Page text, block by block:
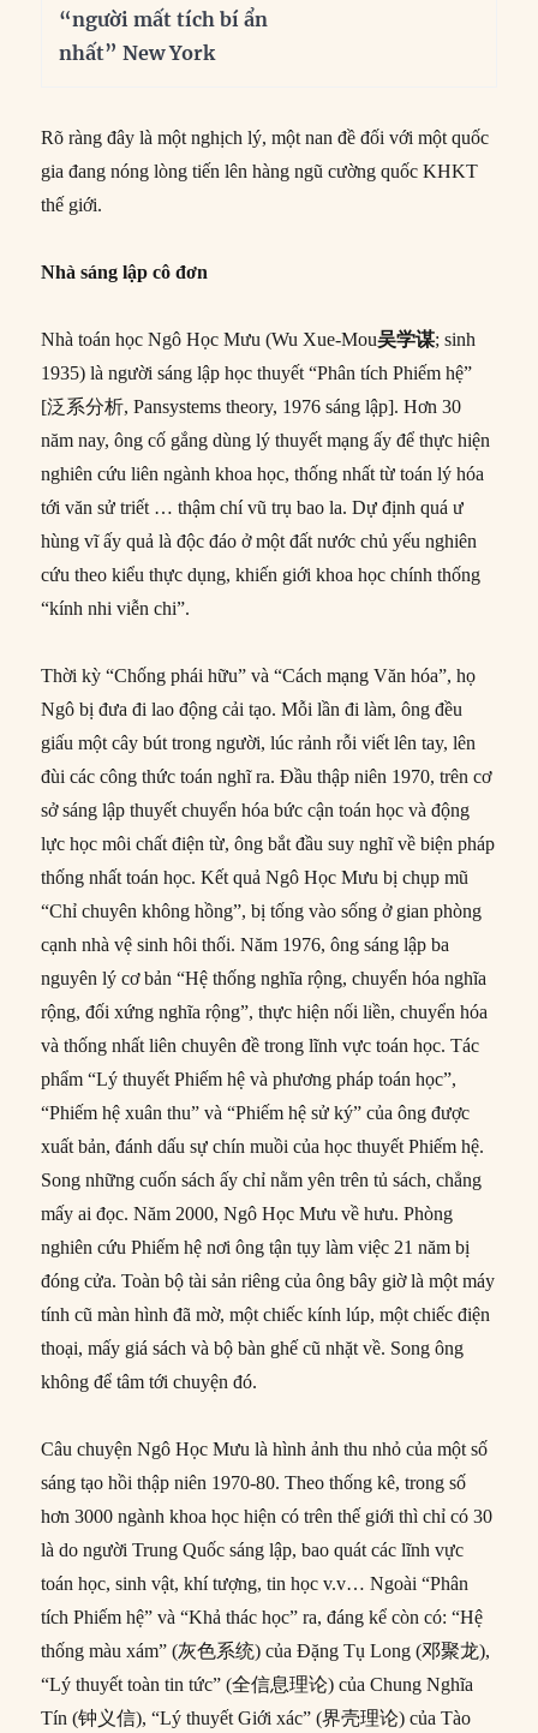
“người mất tích bí ẩn
nhất” New York
Rõ ràng đây là một nghịch lý, một nan đề đối với một quốc
gia đang nóng lòng tiến lên hàng ngũ cường quốc KHKT
thế giới.
Nhà sáng lập cô đơn
Nhà toán học Ngô Học Mưu (Wu Xue-Mou吴学谋; sinh
1935) là người sáng lập học thuyết “Phân tích Phiếm hệ”
[泛系分析, Pansystems theory, 1976 sáng lập]. Hơn 30
năm nay, ông cố gắng dùng lý thuyết mạng ấy để thực hiện
nghiên cứu liên ngành khoa học, thống nhất từ toán lý hóa
tới văn sử triết … thậm chí vũ trụ bao la. Dự định quá ư
hùng vĩ ấy quả là độc đáo ở một đất nước chủ yếu nghiên
cứu theo kiểu thực dụng, khiến giới khoa học chính thống
“kính nhi viễn chi”.
Thời kỳ “Chống phái hữu” và “Cách mạng Văn hóa”, họ
Ngô bị đưa đi lao động cải tạo. Mỗi lần đi làm, ông đều
giấu một cây bút trong người, lúc rảnh rỗi viết lên tay, lên
đùi các công thức toán nghĩ ra. Đầu thập niên 1970, trên cơ
sở sáng lập thuyết chuyển hóa bức cận toán học và động
lực học môi chất điện từ, ông bắt đầu suy nghĩ về biện pháp
thống nhất toán học. Kết quả Ngô Học Mưu bị chụp mũ
“Chỉ chuyên không hồng”, bị tống vào sống ở gian phòng
cạnh nhà vệ sinh hôi thối. Năm 1976, ông sáng lập ba
nguyên lý cơ bản “Hệ thống nghĩa rộng, chuyển hóa nghĩa
rộng, đối xứng nghĩa rộng”, thực hiện nối liền, chuyển hóa
và thống nhất liên chuyên đề trong lĩnh vực toán học. Tác
phẩm “Lý thuyết Phiếm hệ và phương pháp toán học”,
“Phiếm hệ xuân thu” và “Phiếm hệ sử ký” của ông được
xuất bản, đánh dấu sự chín muồi của học thuyết Phiếm hệ.
Song những cuốn sách ấy chỉ nằm yên trên tủ sách, chẳng
mấy ai đọc. Năm 2000, Ngô Học Mưu về hưu. Phòng
nghiên cứu Phiếm hệ nơi ông tận tụy làm việc 21 năm bị
đóng cửa. Toàn bộ tài sản riêng của ông bây giờ là một máy
tính cũ màn hình đã mờ, một chiếc kính lúp, một chiếc điện
thoại, mấy giá sách và bộ bàn ghế cũ nhặt về. Song ông
không để tâm tới chuyện đó.
Câu chuyện Ngô Học Mưu là hình ảnh thu nhỏ của một số
sáng tạo hồi thập niên 1970-80. Theo thống kê, trong số
hơn 3000 ngành khoa học hiện có trên thế giới thì chỉ có 30
là do người Trung Quốc sáng lập, bao quát các lĩnh vực
toán học, sinh vật, khí tượng, tin học v.v… Ngoài “Phân
tích Phiếm hệ” và “Khả thác học” ra, đáng kể còn có: “Hệ
thống màu xám” (灰色系统) của Đặng Tụ Long (邓聚龙),
“Lý thuyết toàn tin tức” (全信息理论) của Chung Nghĩa
Tín (钟义信), “Lý thuyết Giới xác” (界壳理论) của Tào